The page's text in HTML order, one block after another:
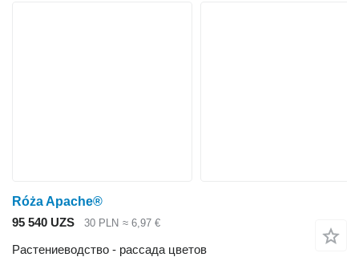
Róża Apache®
95 540 UZS
30 PLN ≈ 6,97 €
Растениеводство - рассада цветов